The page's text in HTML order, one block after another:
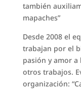
también
mapaches”
Desde 2008 el
trabajan por el
pasión y amor
otros trabajos.
organización: